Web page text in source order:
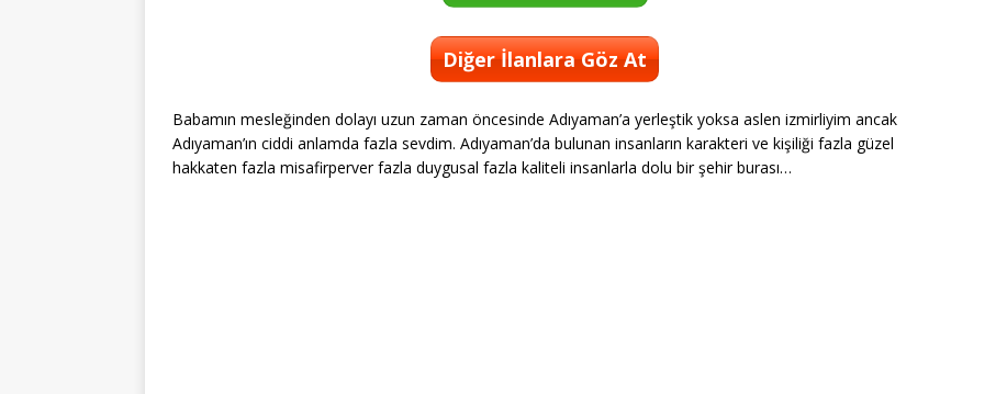
Diğer İlanlara Göz At
Babamın mesleğinden dolayı uzun zaman öncesinde Adıyaman’a yerleştik yoksa aslen izmirliyim ancak
Adıyaman’ın ciddi anlamda fazla sevdim. Adıyaman’da bulunan insanların karakteri ve kişiliği fazla güzel
hakkaten fazla misafirperver fazla duygusal fazla kaliteli insanlarla dolu bir şehir burası…